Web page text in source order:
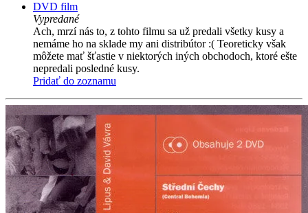
DVD film
Vypredané
Ach, mrzí nás to, z tohto filmu sa už predali všetky kusy a
nemáme ho na sklade my ani distribútor :( Teoreticky však
môžete mať šťastie v niektorých iných obchodoch, ktoré ešte
nepredali posledné kusy.
Pridať do zoznamu